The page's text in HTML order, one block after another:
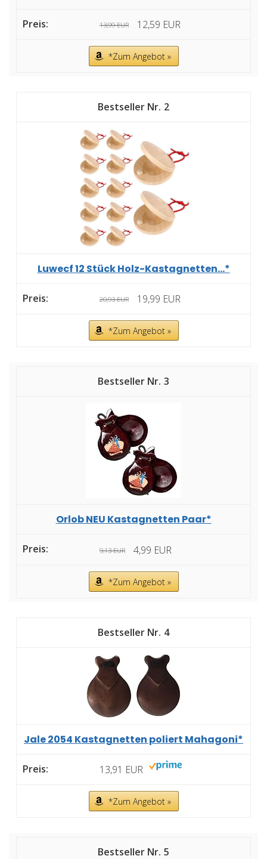
13,99 EUR 12,59 EUR
*Zum Angebot »
2
Luwecf 12 Stück Holz-Kastagnetten...*
20,93 EUR 19,99 EUR
*Zum Angebot »
3
Orlob NEU Kastagnetten Paar*
9,13 EUR 4,99 EUR
*Zum Angebot »
4
Jale 2054 Kastagnetten poliert Mahagoni*
13,91 EUR
*Zum Angebot »
5